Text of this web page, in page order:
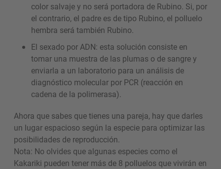
color salvaje y no será portadora de Rubino. Si, por
el contrario, el padre es de tipo Rubino, el polluelo
hembra será también Rubino.
El sexado por ADN: esta solución consiste en
tomar una muestra de las plumas o de sangre y
enviarla a un laboratorio para un análisis de
diagnóstico molecular por PCR (reacción en
cadena de la polimerasa).
Ahora que sabes que tienes una pareja, hay que darles
un lugar espacioso según la especie para optimizar las
posibilidades de reproducción.
Nota: No olvides que algunas especies como el
Kakariki pueden tener más de 8 polluelos que vivirán en